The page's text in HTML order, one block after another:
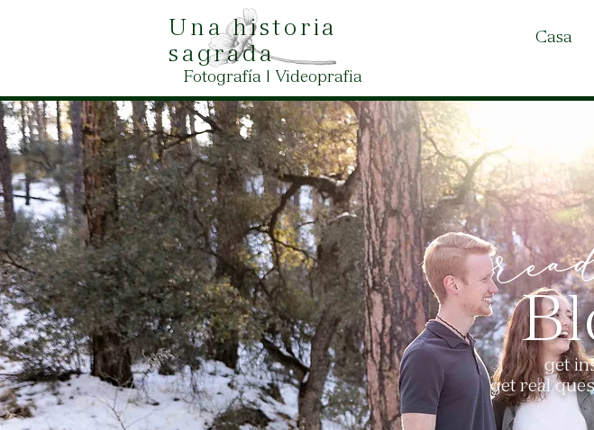
Fotografía | Videoprafia
Una historia
sagrada
Casa
get
get real